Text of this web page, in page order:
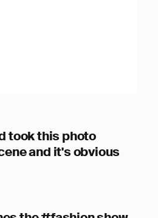
took this photo
and it's obvious